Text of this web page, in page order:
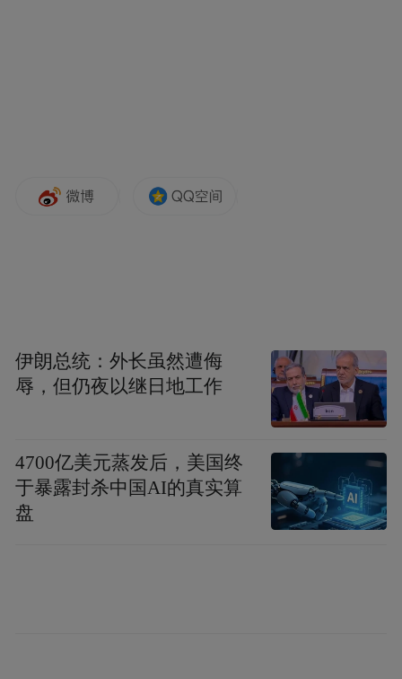
伊朗总统：外长虽然遭侮
辱，但仍夜以继日地工作
4700亿美元蒸发后，美国终
于暴露封杀中国AI的真实算
盘